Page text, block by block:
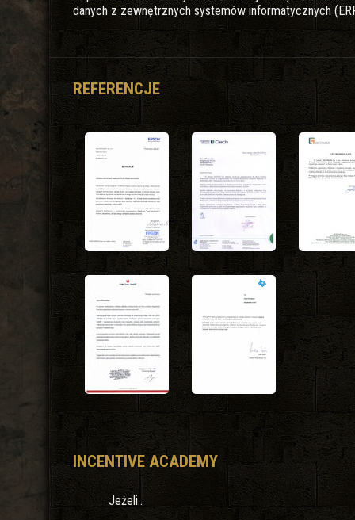
danych z zewnętrznych systemów informatycznych
REFERENCJE
INCENTIVE ACADEMY
Jeżeli..